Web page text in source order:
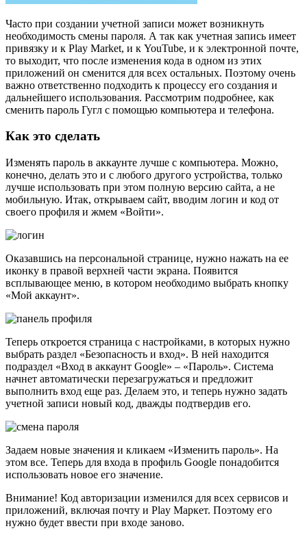
Часто при создании учетной записи может возникнуть
необходимость смены пароля. А так как учетная запись имеет
привязку и к Play Market, и к YouTube, и к электронной почте,
то выходит, что после изменения кода в одном из этих
приложений он сменится для всех остальных. Поэтому очень
важно ответственно подходить к процессу его создания и
дальнейшего использования. Рассмотрим подробнее, как
сменить пароль Гугл с помощью компьютера и телефона.
Как это сделать
Изменять пароль в аккаунте лучше с компьютера. Можно,
конечно, делать это и с любого другого устройства, только
лучше использовать при этом полную версию сайта, а не
мобильную. Итак, открываем сайт, вводим логин и код от
своего профиля и жмем «Войти».
Оказавшись на персональной странице, нужно нажать на ее
иконку в правой верхней части экрана. Появится
всплывающее меню, в котором необходимо выбрать кнопку
«Мой аккаунт».
Теперь откроется страница с настройками, в которых нужно
выбрать раздел «Безопасность и вход». В ней находится
подраздел «Вход в аккаунт Google» – «Пароль». Система
начнет автоматически перезагружаться и предложит
выполнить вход еще раз. Делаем это, и теперь нужно задать
учетной записи новый код, дважды подтвердив его.
Задаем новые значения и кликаем «Изменить пароль». На
этом все. Теперь для входа в профиль Google понадобится
использовать новое его значение.
Внимание! Код авторизации изменился для всех сервисов и
приложений, включая почту и Play Маркет. Поэтому его
нужно будет ввести при входе заново.